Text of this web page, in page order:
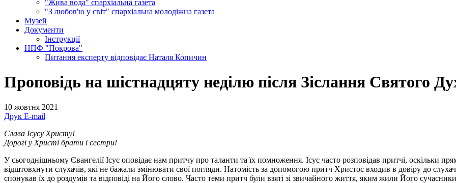
"Жива вода" єпархіальна газета
"З любов'ю у світ" єпархіальна молодіжна газета
Музей
Документи
Інструкції
НПФ "Покрова"
Питання експерту відповідає Наталя Копичин
Проповідь на шістнадцяту неділю після Зіслання Святого
10 жовтня 2021
Друк E-mail
Слава Ісусу Христу!
Дорогі у Христі брати і сестри!
У сьогоднішньому Євангелії Ісус оповідає нам притчу про таланти та їх помноження. Ісус часто розповідав притчі, оскільки
відштовхнути слухачів, які не бажали змінювати свої погляди. Натомість за допомогою притч Христос входив в довіру до
спонукав їх до роздумів та відповіді на Його слово. Часто теми притч були взяті зі звичайного життя, яким жили Його